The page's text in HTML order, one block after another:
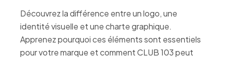
Découvrez la différence entre un logo, une
identité visuelle et une charte graphique.
Apprenez pourquoi ces éléments sont essentiels
pour votre marque et comment CLUB 103 peut